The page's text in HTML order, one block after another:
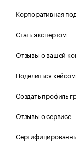
Корпоративная
Стать экспертом
Отзывы о вашей
Поделиться кейсом
Создать профиль
Отзывы о сервисе